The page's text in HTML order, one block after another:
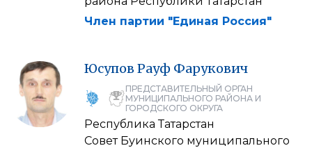
Член партии "Единая Россия"
Юсупов Рауф Фарукович
ПРЕДСТАВИТЕЛЬНЫЙ ОРГАН
МУНИЦИПАЛЬНОГО РАЙОНА И
ГОРОДСКОГО ОКРУГА
Республика Татарстан
Совет Буинского муниципального